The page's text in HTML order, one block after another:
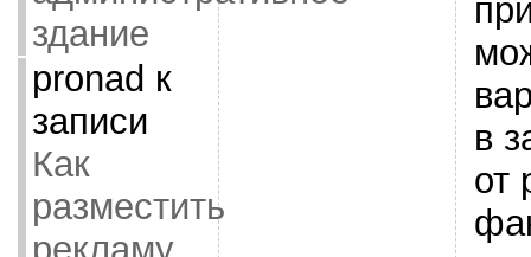
здание
pronad к
записи
Как
разместить
в
от